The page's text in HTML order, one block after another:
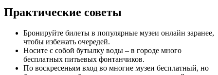
Практические советы
Бронируйте билеты в популярные музеи онлайн заранее,
чтобы избежать очередей.
Носите с собой бутылку воды – в городе много
бесплатных питьевых фонтанчиков.
По воскресеньям вход во многие музеи бесплатный, но